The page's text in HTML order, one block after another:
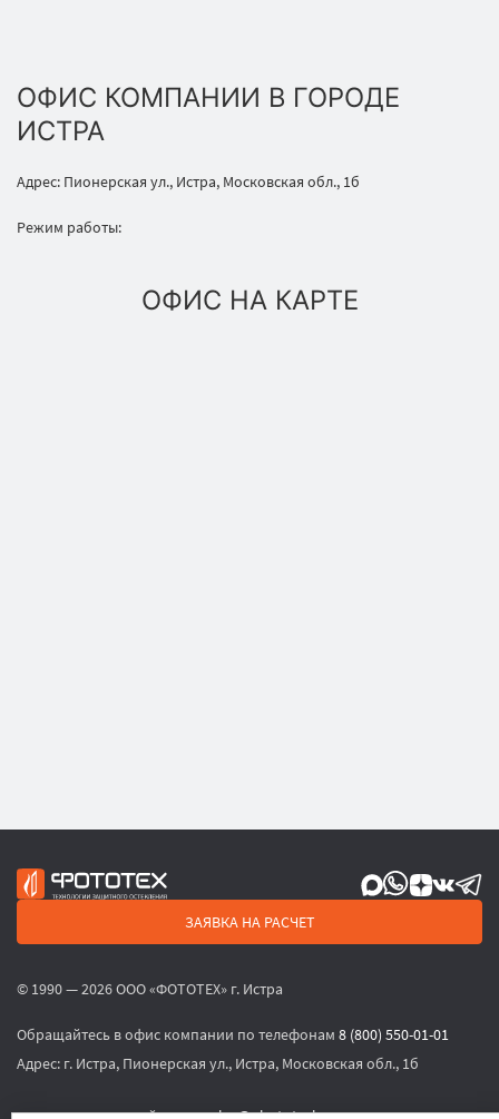
ОФИС КОМПАНИИ В ГОРОДЕ
ИСТРА
Адрес: Пионерская ул., Истра, Московская обл., 1б
Режим работы:
ОФИС НА КАРТЕ
ЗАЯВКА НА РАСЧЕТ
© 1990 — 2026 ООО «ФОТОТЕХ» г. Истра
Обращайтесь в офис компании по телефонам 8 (800) 550-01-01
Адрес: г. Истра, Пионерская ул., Истра, Московская обл., 1б